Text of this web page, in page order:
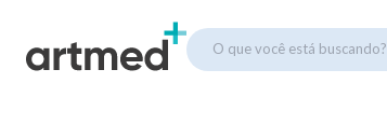
O que você está buscando?